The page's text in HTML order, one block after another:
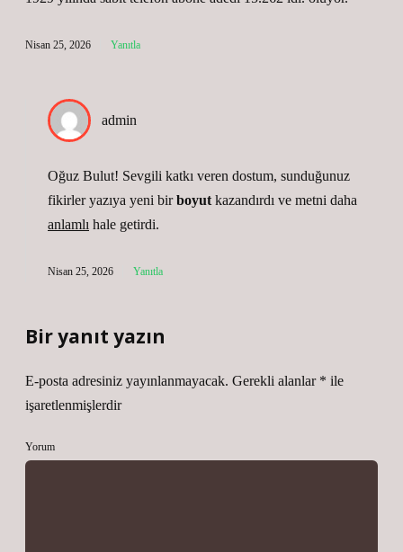
Nisan 25, 2026 Yanıtla
admin
Oğuz Bulut! Sevgili katkı veren dostum, sunduğunuz
fikirler yazıya yeni birboyut kazandırdı ve metni daha
anlamlı hale getirdi.
Nisan 25, 2026 Yanıtla
Bir yanıt yazın
E-posta adresiniz yayınlanmayacak. Gerekli alanlar * ile
işaretlenmişlerdir
Yorum